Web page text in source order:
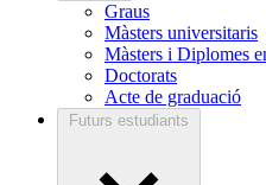
Graus
Màsters universitaris
Màsters i Diplomes
Doctorats
Acte de graduació
Futurs estudiants